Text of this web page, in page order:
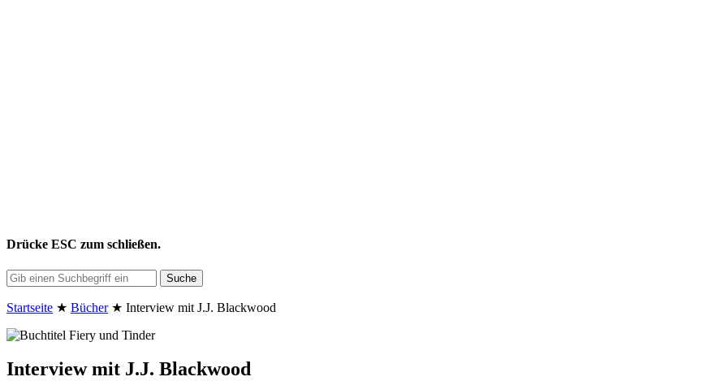
Drücke ESC zum schließen.
Suche
Startseite ★ Bücher★ Interview mit J.J. Blackwood
Interview mit J.J. Blackwood